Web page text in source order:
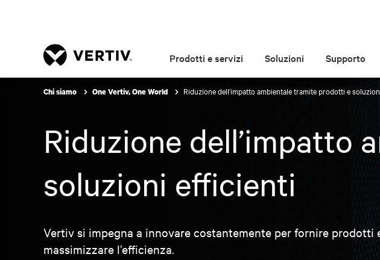
Prodotti e servizi Soluzioni Supporto
Chi siamo One Vertiv, One World Riduzione dell’impatto ambientale tramite prodotti e
Riduzione dell’impatto
soluzioni efficienti
Vertiv si impegna a innovare costantemente per fornire
massimizzare l’efficienza.